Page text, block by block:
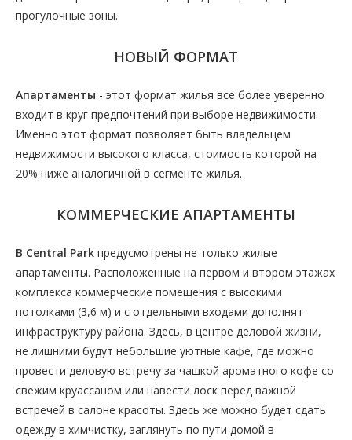
прогулочные зоны.
НОВЫЙ ФОРМАТ
Апартаменты - этот формат жилья все более уверенно
входит в круг предпочтений при выборе недвижимости.
Именно этот формат позволяет быть владельцем
недвижимости высокого класса, стоимость которой на
20% ниже аналогичной в сегменте жилья.
КОММЕРЧЕСКИЕ АПАРТАМЕНТЫ
В Central Park предусмотрены не только жилые
апартаменты. Расположенные на первом и втором этажах
комплекса коммерческие помещения с высокими
потолками (3,6 м) и с отдельными входами дополнят
инфраструктуру района. Здесь, в центре деловой жизни,
не лишними будут небольшие уютные кафе, где можно
провести деловую встречу за чашкой ароматного кофе со
свежим круассаном или навести лоск перед важной
встречей в салоне красоты. Здесь же можно будет сдать
одежду в химчистку, заглянуть по пути домой в